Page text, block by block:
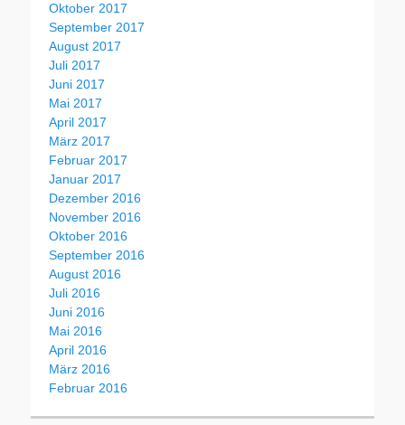
Oktober 2017
September 2017
August 2017
Juli 2017
Juni 2017
Mai 2017
April 2017
März 2017
Februar 2017
Januar 2017
Dezember 2016
November 2016
Oktober 2016
September 2016
August 2016
Juli 2016
Juni 2016
Mai 2016
April 2016
März 2016
Februar 2016